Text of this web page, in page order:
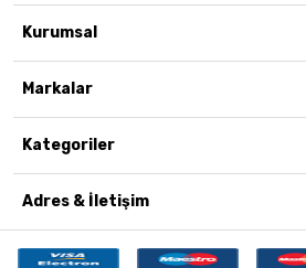
Kurumsal
Markalar
Kategoriler
Adres & İletişim